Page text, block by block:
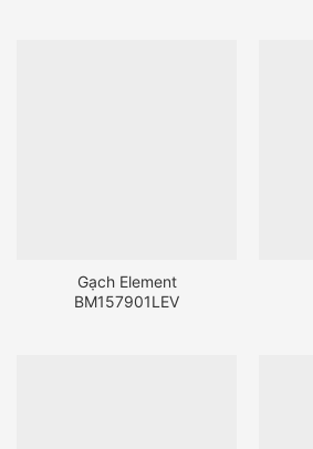
Gạch Element
BM157901LEV